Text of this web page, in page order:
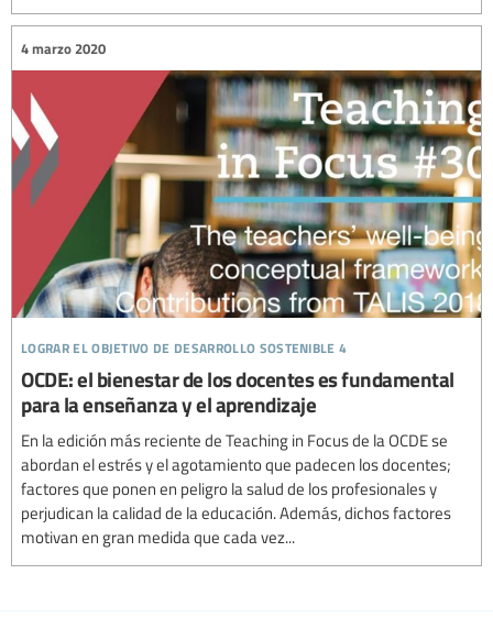
lograr el objetivo de desarrollo sostenible 4
4 marzo 2020
OCDE: el bienestar de los docentes es fundamental
para la enseñanza y el aprendizaje
En la edición más reciente de Teaching in Focus de la OCDE se
abordan el estrés y el agotamiento que padecen los docentes;
factores que ponen en peligro la salud de los profesionales y
perjudican la calidad de la educación. Además, dichos factores
motivan en gran medida que cada vez...